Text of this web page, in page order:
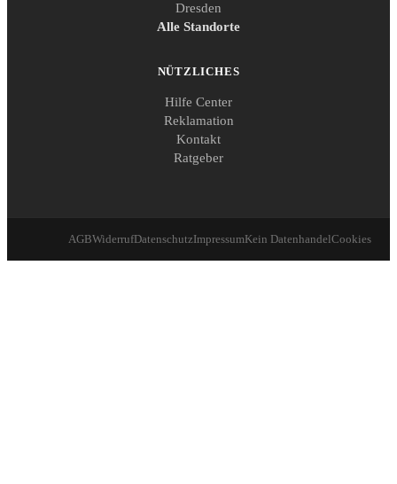
Dresden
Alle Standorte
NÜTZLICHES
Hilfe Center
Reklamation
Kontakt
Ratgeber
AGBWiderrufDatenschutzImpressumKein DatenhandelCookies